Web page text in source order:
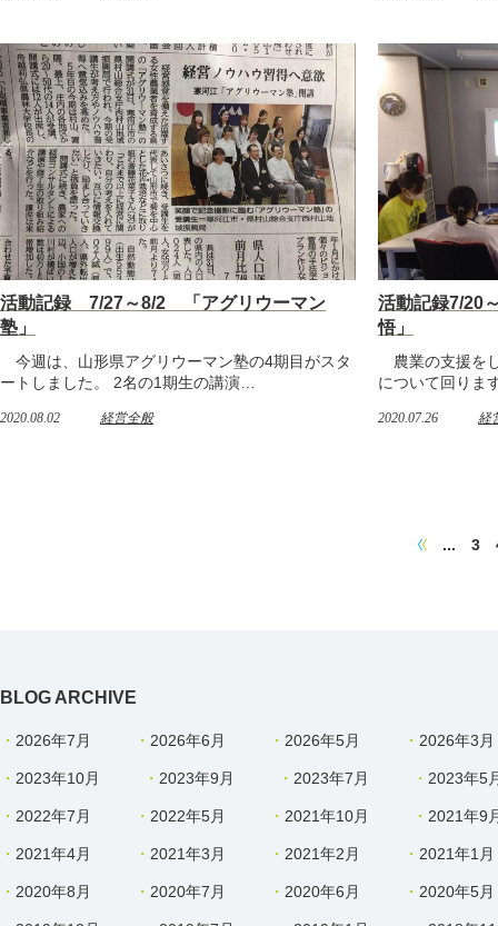
活動記録 7/27～8/2 「アグリウーマン
塾」
今週は、山形県アグリウーマン塾の4期目がスタ
ートしました。 2名の1期生の講演…
2020.08.02 経営全般
活動記録7/20
悟」
農業の支援を
について回りま
2020.07.26 経
... 3
BLOG ARCHIVE
2026年7月 2026年6月 2026年5月 2026年3月
2023年10月 2023年9月 2023年7月 2023年5
2022年7月 2022年5月 2021年10月 2021年9
2021年4月 2021年3月 2021年2月 2021年1月
2020年8月 2020年7月 2020年6月 2020年5月